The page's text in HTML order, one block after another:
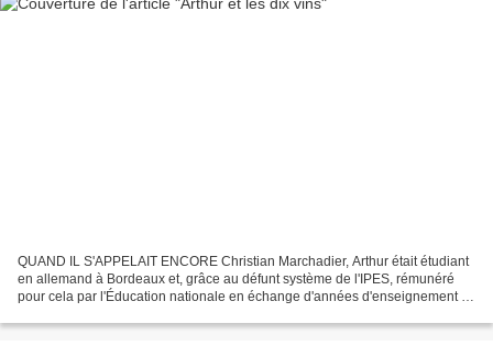
QUAND IL S'APPELAIT ENCORE Christian Marchadier, Arthur était étudiant
en allemand à Bordeaux et, grâce au défunt système de l'IPES, rémunéré
pour cela par l'Éducation nationale en échange d'années d'enseignement à